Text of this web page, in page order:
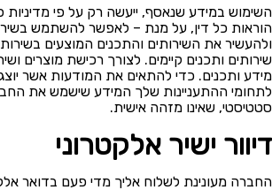
השימוש במידע שנאסף, ייעשה רק על פי מדיניות
הוראות כל דין, על מנת – לאפשר להשתמש
ולהעשיר את השירותים והתכנים המוצעים
שירותים ותכנים קיימים. לצורך רכישת מוצרים
מידע ותכנים. כדי להתאים את המודעות אשר
לתחומי ההתעניינות שלך המידע שישמש את
סטטיסטי, שאינו מזהה אישית.
דיוור ישיר אלקטרוני
החברה מעונינת לשלוח אליך מדי פעם בדואר